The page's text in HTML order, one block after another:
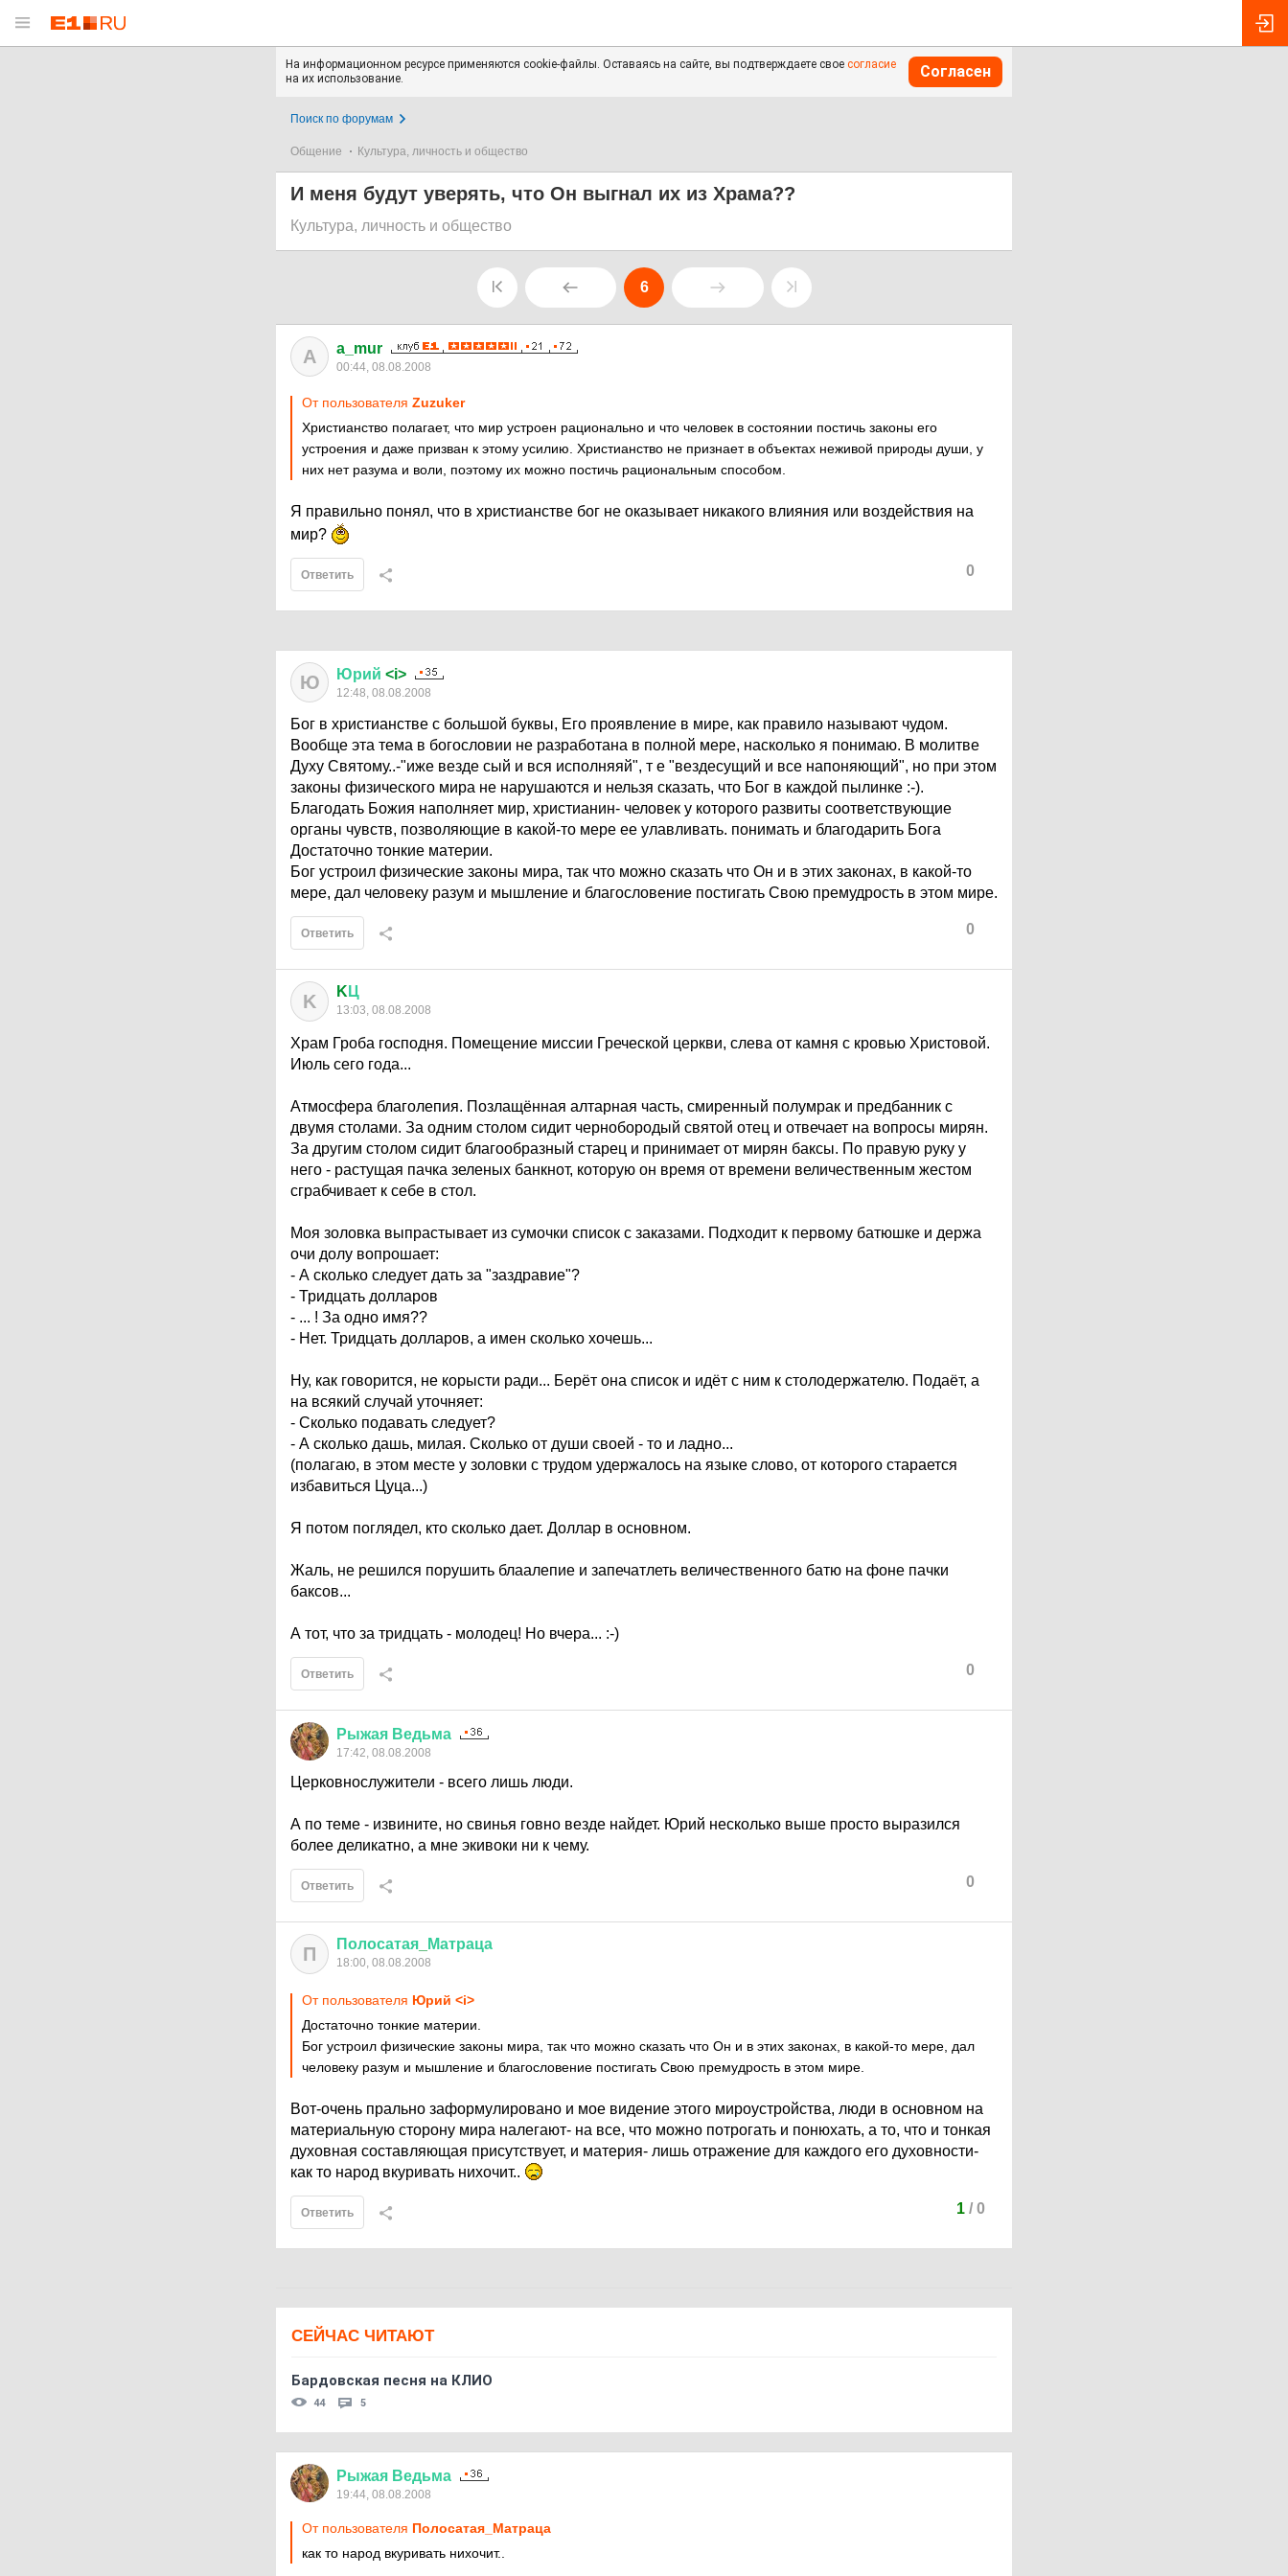
На информационном ресурсе применяются cookie-файлы. Оставаясь на сайте, вы подтверждаете свое согласие
на их использование.
Согласен
Поиск по форумам
Общение Культура, личность и общество
И меня будут уверять, что Он выгнал их из Храма??
Культура, личность и общество
6
A a_mur
00:44, 08.08.2008
От пользователя Zuzuker
Христианство полагает, что мир устроен рационально и что человек в состоянии постичь законы его
устроения и даже призван к этому усилию. Христианство не признает в объектах неживой природы души, у
них нет разума и воли, поэтому их можно постичь рациональным способом.
Я правильно понял, что в христианстве бог не оказывает никакого влияния или воздействия на
мир?
0
Ответить
Ю Юрий <i>
12:48, 08.08.2008
Бог в христианстве с большой буквы, Его проявление в мире, как правило называют чудом.
Вообще эта тема в богословии не разработана в полной мере, насколько я понимаю. В молитве
Духу Святому..-"иже везде сый и вся исполняяй", т е "вездесущий и все напоняющий", но при этом
законы физического мира не нарушаются и нельзя сказать, что Бог в каждой пылинке :-).
Благодать Божия наполняет мир, христианин- человек у которого развиты соответствующие
органы чувств, позволяющие в какой-то мере ее улавливать. понимать и благодарить Бога
Достаточно тонкие материи.
Бог устроил физические законы мира, так что можно сказать что Он и в этих законах, в какой-то
мере, дал человеку разум и мышление и благословение постигать Свою премудрость в этом мире.
0
Ответить
K K Ц
13:03, 08.08.2008
Храм Гроба господня. Помещение миссии Греческой церкви, слева от камня с кровью Христовой.
Июль сего года...
Атмосфера благолепия. Позлащённая алтарная часть, смиренный полумрак и предбанник с
двумя столами. За одним столом сидит чернобородый святой отец и отвечает на вопросы мирян.
За другим столом сидит благообразный старец и принимает от мирян баксы. По правую руку у
него - растущая пачка зеленых банкнот, которую он время от времени величественным жестом
сграбчивает к себе в стол.
Моя золовка выпрастывает из сумочки список с заказами. Подходит к первому батюшке и держа
очи долу вопрошает:
- А сколько следует дать за "заздравие"?
- Тридцать долларов
- ... ! За одно имя??
- Нет. Тридцать долларов, а имен сколько хочешь...
Ну, как говорится, не корысти ради... Берёт она список и идёт с ним к столодержателю. Подаёт, а
на всякий случай уточняет:
- Сколько подавать следует?
- А сколько дашь, милая. Сколько от души своей - то и ладно...
(полагаю, в этом месте у золовки с трудом удержалось на языке слово, от которого старается
избавиться Цуца...)
Я потом поглядел, кто сколько дает. Доллар в основном.
Жаль, не решился порушить блаалепие и запечатлеть величественного батю на фоне пачки
баксов...
А тот, что за тридцать - молодец! Но вчера... :-)
0
Ответить
Рыжая Ведьма
17:42, 08.08.2008
Церковнослужители - всего лишь люди.
А по теме - извините, но свинья говно везде найдет. Юрий несколько выше просто выразился
более деликатно, а мне экивоки ни к чему.
0
Ответить
П Полосатая Матраца
18:00, 08.08.2008
От пользователя Юрий <i>
Достаточно тонкие материи.
Бог устроил физические законы мира, так что можно сказать что Он и в этих законах, в какой-то мере, дал
человеку разум и мышление и благословение постигать Свою премудрость в этом мире.
Вот-очень прально заформулировано и мое видение этого мироустройства, люди в основном на
материальную сторону мира налегают- на все, что можно потрогать и понюхать, а то, что и тонкая
духовная составляющая присутствует, и материя- лишь отражение для каждого его духовности-
как то народ вкуривать нихочит..
1/ 0
Ответить
СЕЙЧАС ЧИТАЮТ
Бардовская песня на КЛИО
44 5
Рыжая Ведьма
19:44, 08.08.2008
От пользователя Полосатая_Матраца
как то народ вкуривать нихочит..